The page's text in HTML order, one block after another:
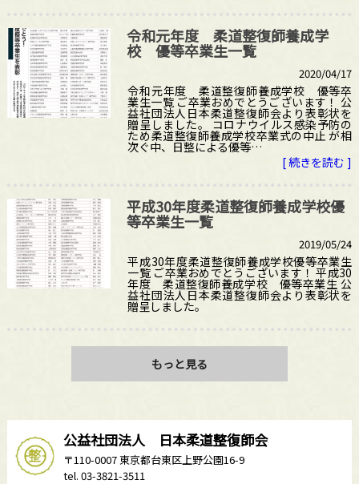
令和元年度 柔道整復師養成学
校 優等卒業生一覧
2020/04/17
令和元年度 柔道整復師養成学校 優等卒
業生一覧 ご卒業おめでとうございます！ 公
益社団法人日本柔道整復師会より表彰状を
贈呈しました。 コロナウイルス感染予防の
ため柔道整復師養成学校卒業式の中止 が相
次ぐ中、日整による優等…
[ 続きを読む ]
平成30年度柔道整復師養成学校優
等卒業生一覧
2019/05/24
平成30年度柔道整復師養成学校優等卒業生
一覧 ご卒業おめでとうございます！ 平成30
年度 柔道整復師養成学校 優等卒業生 公
益社団法人日本柔道整復師会より表彰状を
贈呈しました。
もっと見る
公益社団法人 日本柔道整復師会
〒110-0007 東京都台東区上野公園16-9
tel. 03-3821-3511